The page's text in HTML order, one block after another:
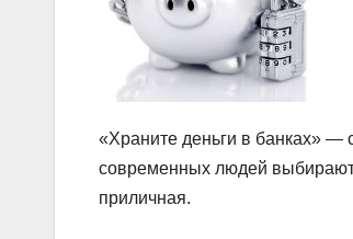
«Храните деньги в банках» —
современных людей выбирают
приличная.